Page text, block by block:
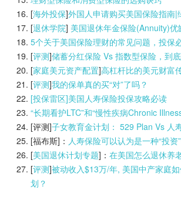
[海外投保]外国人申请购买美国保险指南|
[退休学院] 美国退休年金保险(Annuity)优
5个关于美国保险理财的常见问题，投保
[评测]储蓄分红保险 Vs 指数型保险，到
[家庭美元资产配置]高杠杆比的美元财富
[评测]我的保单真的买“对”了吗？
[投保雷区]美国人寿保险投保攻略必读
“长期看护LTC”和“慢性疾病Chronic
[评测]子女教育金计划： 529 Plan Vs 人
[福布斯]： 人寿保险可以认为是一种“投资
[美国退休计划专题]： 在美国怎么退休养
[评测]被动收入$13万/年, 美国中产家庭
划？